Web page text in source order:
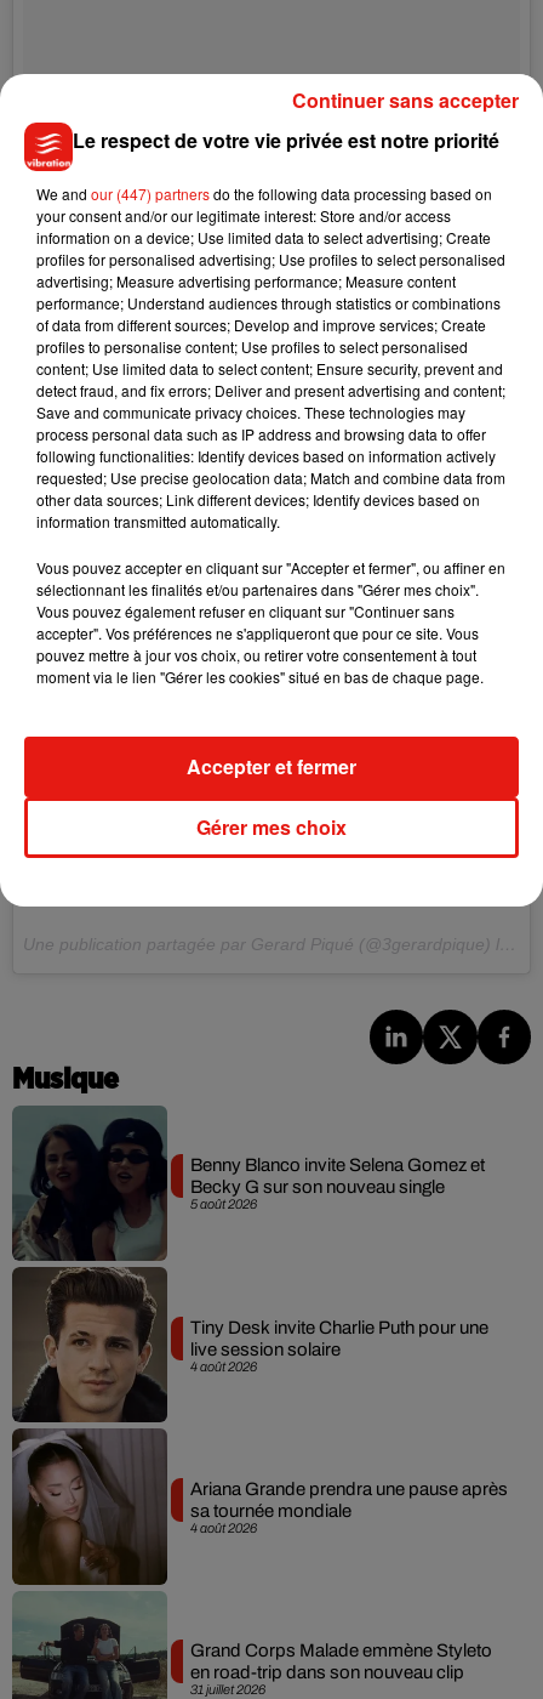
Campions!!!! Força Barça!
Musique
5 août 2026
Benny Blanco invite Selena Gomez et
Becky G sur son nouveau single
4 août 2026
Tiny Desk invite Charlie Puth pour une
live session solaire
4 août 2026
Ariana Grande prendra une pause après
sa tournée mondiale
31 juillet 2026
Grand Corps Malade emmène Styleto
en road-trip dans son nouveau clip
Le respect de votre vie privée est notre priorité
We and our (447) partnersdo the following data processing based on
your consent and/or our legitimate interest: Store and/or access
information on a device; Use limited data to select advertising; Create
profiles for personalised advertising; Use profiles to select personalised
advertising; Measure advertising performance; Measure content
performance; Understand audiences through statistics or combinations
of data from different sources; Develop and improve services; Create
profiles to personalise content; Use profiles to select personalised
content; Use limited data to select content; Ensure security, prevent and
detect fraud, and fix errors; Deliver and present advertising and content;
Save and communicate privacy choices. These technologies may
process personal data such as IP address and browsing data to offer
following functionalities: Identify devices based on information actively
requested; Use precise geolocation data; Match and combine data from
other data sources; Link different devices; Identify devices based on
information transmitted automatically.
Vous pouvez accepter en cliquant sur "Accepter et fermer", ou affiner en
sélectionnant les finalités et/ou partenaires dans "Gérer mes choix".
Vous pouvez également refuser en cliquant sur "Continuer sans
accepter". Vos préférences ne s'appliqueront que pour ce site. Vous
pouvez mettre à jour vos choix, ou retirer votre consentement à tout
moment via le lien "Gérer les cookies" situé en bas de chaque page.
Gérer mes choix
Accepter et fermer
Continuer sans accepter